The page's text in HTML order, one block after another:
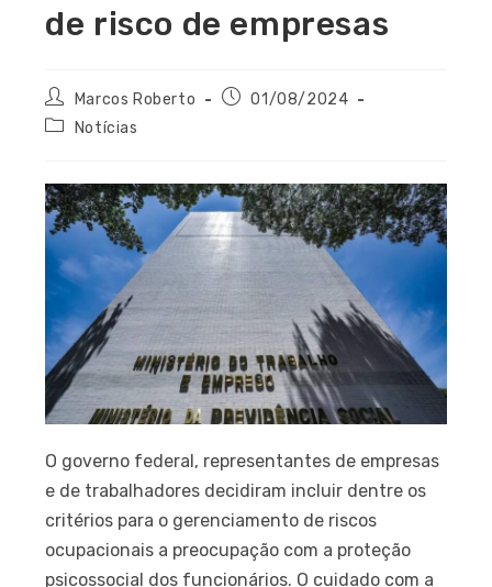
de risco de empresas
Marcos Roberto
01/08/2024
Notícias
O governo federal, representantes de empresas
e de trabalhadores decidiram incluir dentre os
critérios para o gerenciamento de riscos
ocupacionais a preocupação com a proteção
psicossocial dos funcionários. O cuidado com a